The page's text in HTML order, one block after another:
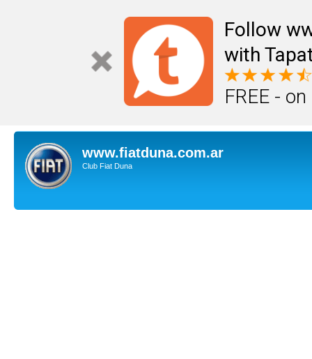
Follow
with
FREE -
www.fiatduna.com.ar
Club Fiat Duna